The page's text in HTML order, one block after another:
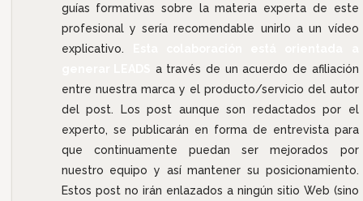
guías formativas sobre la materia experta de este
profesional y sería recomendable unirlo a un vídeo
explicativo.
a través de un acuerdo de afiliación
entre nuestra marca y el producto/servicio del autor
del post. Los post aunque son redactados por el
experto, se publicarán en forma de entrevista para
que continuamente puedan ser mejorados por
nuestro equipo y así mantener su posicionamiento.
Estos post no irán enlazados a ningún sitio Web (sino